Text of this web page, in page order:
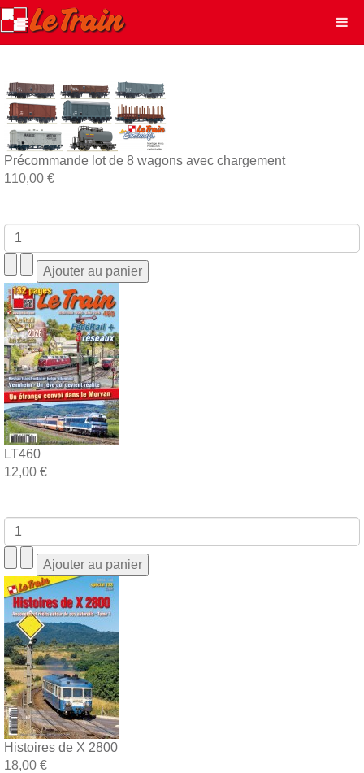
Précommande lot de 8 wagons avec chargement
110,00 €
LT460
12,00 €
Histoires de X 2800
18,00 €